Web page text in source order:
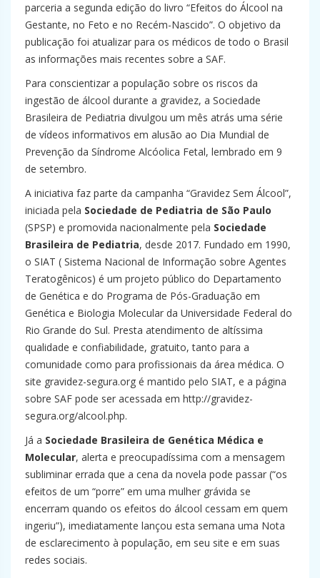
parceria a segunda edição do livro “Efeitos do Álcool na
Gestante, no Feto e no Recém-Nascido”. O objetivo da
publicação foi atualizar para os médicos de todo o Brasil
as informações mais recentes sobre a SAF.
Para conscientizar a população sobre os riscos da
ingestão de álcool durante a gravidez, a Sociedade
Brasileira de Pediatria divulgou um mês atrás uma série
de vídeos informativos em alusão ao Dia Mundial de
Prevenção da Síndrome Alcóolica Fetal, lembrado em 9
de setembro.
A iniciativa faz parte da campanha “Gravidez Sem Álcool”,
iniciada pela Sociedade de Pediatria de São Paulo
(SPSP) e promovida nacionalmente pela Sociedade
Brasileira de Pediatria, desde 2017. Fundado em 1990,
o SIAT ( Sistema Nacional de Informação sobre Agentes
Teratogênicos) é um projeto público do Departamento
de Genética e do Programa de Pós-Graduação em
Genética e Biologia Molecular da Universidade Federal do
Rio Grande do Sul. Presta atendimento de altíssima
qualidade e confiabilidade, gratuito, tanto para a
comunidade como para profissionais da área médica. O
site gravidez-segura.org é mantido pelo SIAT, e a página
sobre SAF pode ser acessada em http://gravidez-
segura.org/alcool.php.
Já a Sociedade Brasileira de Genética Médica e
Molecular, alerta e preocupadíssima com a mensagem
subliminar errada que a cena da novela pode passar (“os
efeitos de um “porre” em uma mulher grávida se
encerram quando os efeitos do álcool cessam em quem
ingeriu”), imediatamente lançou esta semana uma Nota
de esclarecimento à população, em seu site e em suas
redes sociais.